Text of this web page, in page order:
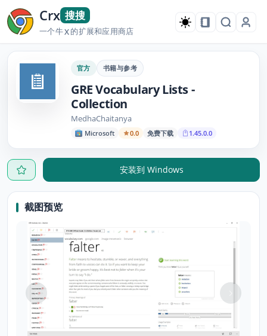
Crx 搜搜
一个牛X的扩展和应用商店
官方 书籍与参考
GRE Vocabulary Lists -
Collection
MedhaChaitanya
Microsoft 0.0 免费下载 1.45.0.0
安装到 Windows
截图预览